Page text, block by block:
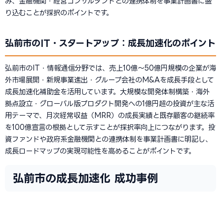
り込むことが採択のポイントです。
弘前市のIT・スタートアップ：成長加速化のポイント
弘前市のIT・情報通信分野では、売上10億〜50億円規模の企業が海
外市場展開・新規事業進出・グループ会社のM&Aを成長手段として
成長加速化補助金を活用しています。大規模な開発体制構築・海外
拠点設立・グローバル版プロダクト開発への1億円超の投資が主な活
用テーマで、月次経常収益（MRR）の成長実績と既存顧客の継続率
を100億宣言の根拠として示すことが採択率向上につながります。投
資ファンドや政府系金融機関との連携体制を事業計画書に明記し、
成長ロードマップの実現可能性を高めることがポイントです。
弘前市の成長加速化 成功事例